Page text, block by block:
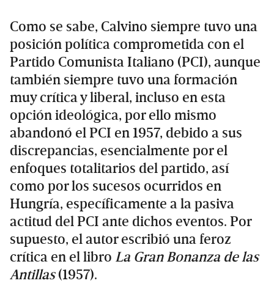
Como se sabe, Calvino siempre tuvo una
posición política comprometida con el
Partido Comunista Italiano (PCI), aunque
también siempre tuvo una formación
muy crítica y liberal, incluso en esta
opción ideológica, por ello mismo
abandonó el PCI en 1957, debido a sus
discrepancias, esencialmente por el
enfoques totalitarios del partido, así
como por los sucesos ocurridos en
Hungría, específicamente a la pasiva
actitud del PCI ante dichos eventos. Por
supuesto, el autor escribió una feroz
crítica en el libro La Gran Bonanza de las
Antillas(1957).